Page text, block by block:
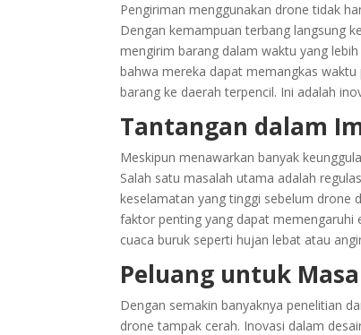
Pengiriman menggunakan drone tidak
Dengan kemampuan terbang langsung
mengirim barang dalam waktu yang
bahwa mereka dapat memangkas
barang ke daerah terpencil. Ini adalah
Tantangan dalam
Meskipun menawarkan banyak
Salah satu masalah utama adalah
keselamatan yang tinggi sebelum drone
faktor penting yang dapat memengaruhi
cuaca buruk seperti hujan lebat atau
Peluang untuk
Dengan semakin banyaknya penelitian
drone tampak cerah. Inovasi dalam